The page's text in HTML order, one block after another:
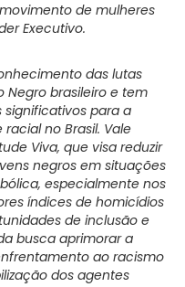
de mulheres
Executivo.
das lutas
Negro brasileiro e tem
para a
no Brasil. Vale
Viva, que visa reduzir
negros em situações
especialmente nos
índices de homicídios
de inclusão e
busca aprimorar a
ao racismo
dos agentes